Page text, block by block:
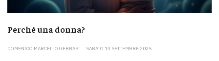
Perché una donna?
DOMENICO MARCELLO GERBASI SABATO 13 SETTEMBRE 2025